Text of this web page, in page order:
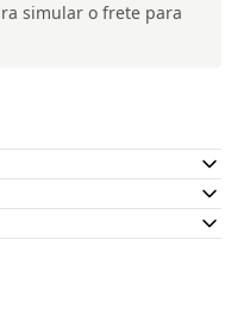
simular o frete para